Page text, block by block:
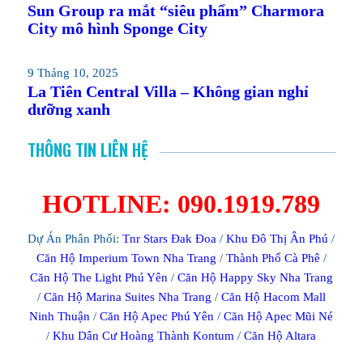
Sun Group ra mắt “siêu phẩm” Charmora
City mô hình Sponge City
9 Tháng 10, 2025
La Tiên Central Villa – Không gian nghỉ
dưỡng xanh
THÔNG TIN LIÊN HỆ
HOTLINE: 090.1919.789
Dự Án Phân Phối:Tnr Stars Đak Đoa /Khu Đô Thị Ân Phú /
Căn Hộ Imperium Town Nha Trang / Thành Phố Cà Phê /
Căn Hộ The Light Phú Yên / Căn Hộ Happy Sky Nha Trang
/ Căn Hộ Marina Suites Nha Trang / Căn Hộ Hacom Mall
Ninh Thuận /Căn Hộ Apec Phú Yên /Căn Hộ Apec Mũi Né
/Khu Dân Cư Hoàng Thành Kontum /Căn Hộ Altara